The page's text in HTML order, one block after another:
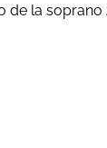
de la